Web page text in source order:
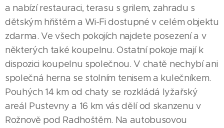
a nabízí restauraci, terasu s grilem, zahradu s
dětským hřištěm a Wi-Fi dostupné v celém objektu
zdarma. Ve všech pokojích najdete posezení a v
některých také koupelnu. Ostatní pokoje mají k
dispozici koupelnu společnou. V chatě nechybí ani
společná herna se stolním tenisem a kulečníkem.
Pouhých 14 km od chaty se rozkládá lyžařský
areál Pustevny a 16 km vás dělí od skanzenu v
Rožnově pod Radhoštěm. Na autobusovou